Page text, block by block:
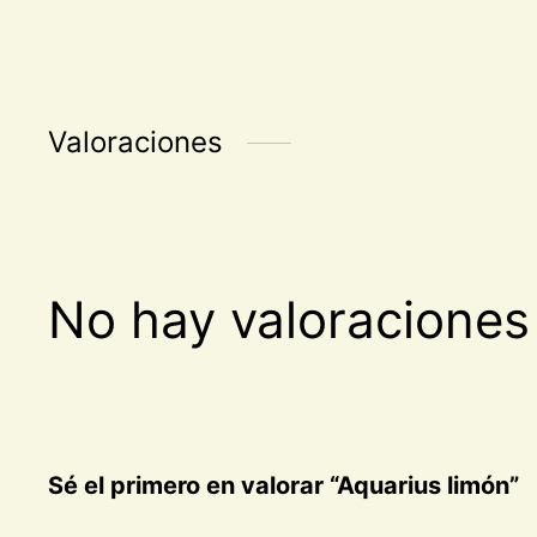
Valoraciones
No hay
Sé el primero en valorar “Aquarius limón”